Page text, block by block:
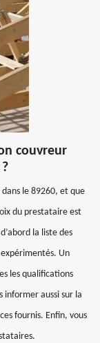
couvreur
dans le 89260, et que
du prestataire est
la liste des
Un
les qualifications
informer aussi sur la
fournis. Enfin, vous